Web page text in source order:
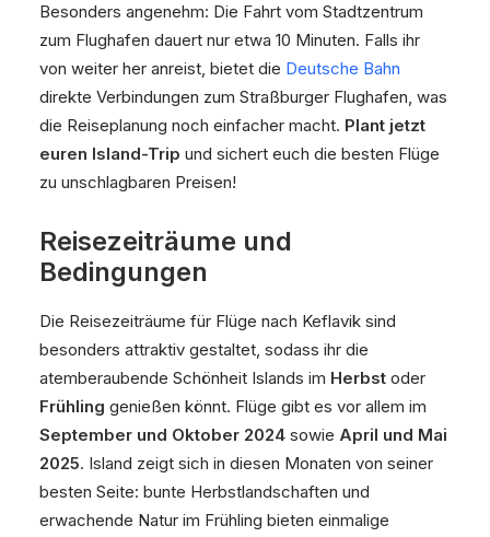
Besonders angenehm: Die Fahrt vom Stadtzentrum
zum Flughafen dauert nur etwa 10 Minuten. Falls ihr
von weiter her anreist, bietet die Deutsche Bahn
direkte Verbindungen zum Straßburger Flughafen, was
die Reiseplanung noch einfacher macht. Plant jetzt
euren Island-Trip und sichert euch die besten Flüge
zu unschlagbaren Preisen!
Reisezeiträume und
Bedingungen
Die Reisezeiträume für Flüge nach Keflavik sind
besonders attraktiv gestaltet, sodass ihr die
atemberaubende Schönheit Islands im Herbst oder
Frühling genießen könnt. Flüge gibt es vor allem im
September und Oktober 2024 sowie April und Mai
2025. Island zeigt sich in diesen Monaten von seiner
besten Seite: bunte Herbstlandschaften und
erwachende Natur im Frühling bieten einmalige